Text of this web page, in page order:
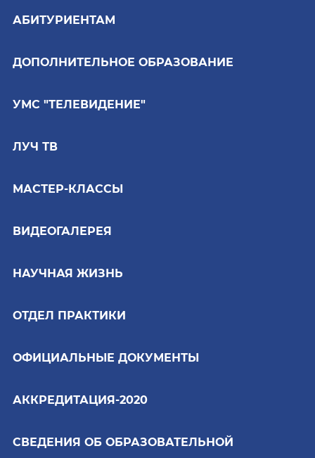
АБИТУРИЕНТАМ
ДОПОЛНИТЕЛЬНОЕ ОБРАЗОВАНИЕ
УМС "ТЕЛЕВИДЕНИЕ"
ЛУЧ ТВ
МАСТЕР-КЛАССЫ
ВИДЕОГАЛЕРЕЯ
НАУЧНАЯ ЖИЗНЬ
ОТДЕЛ ПРАКТИКИ
ОФИЦИАЛЬНЫЕ ДОКУМЕНТЫ
АККРЕДИТАЦИЯ-2020
СВЕДЕНИЯ ОБ ОБРАЗОВАТЕЛЬНОЙ